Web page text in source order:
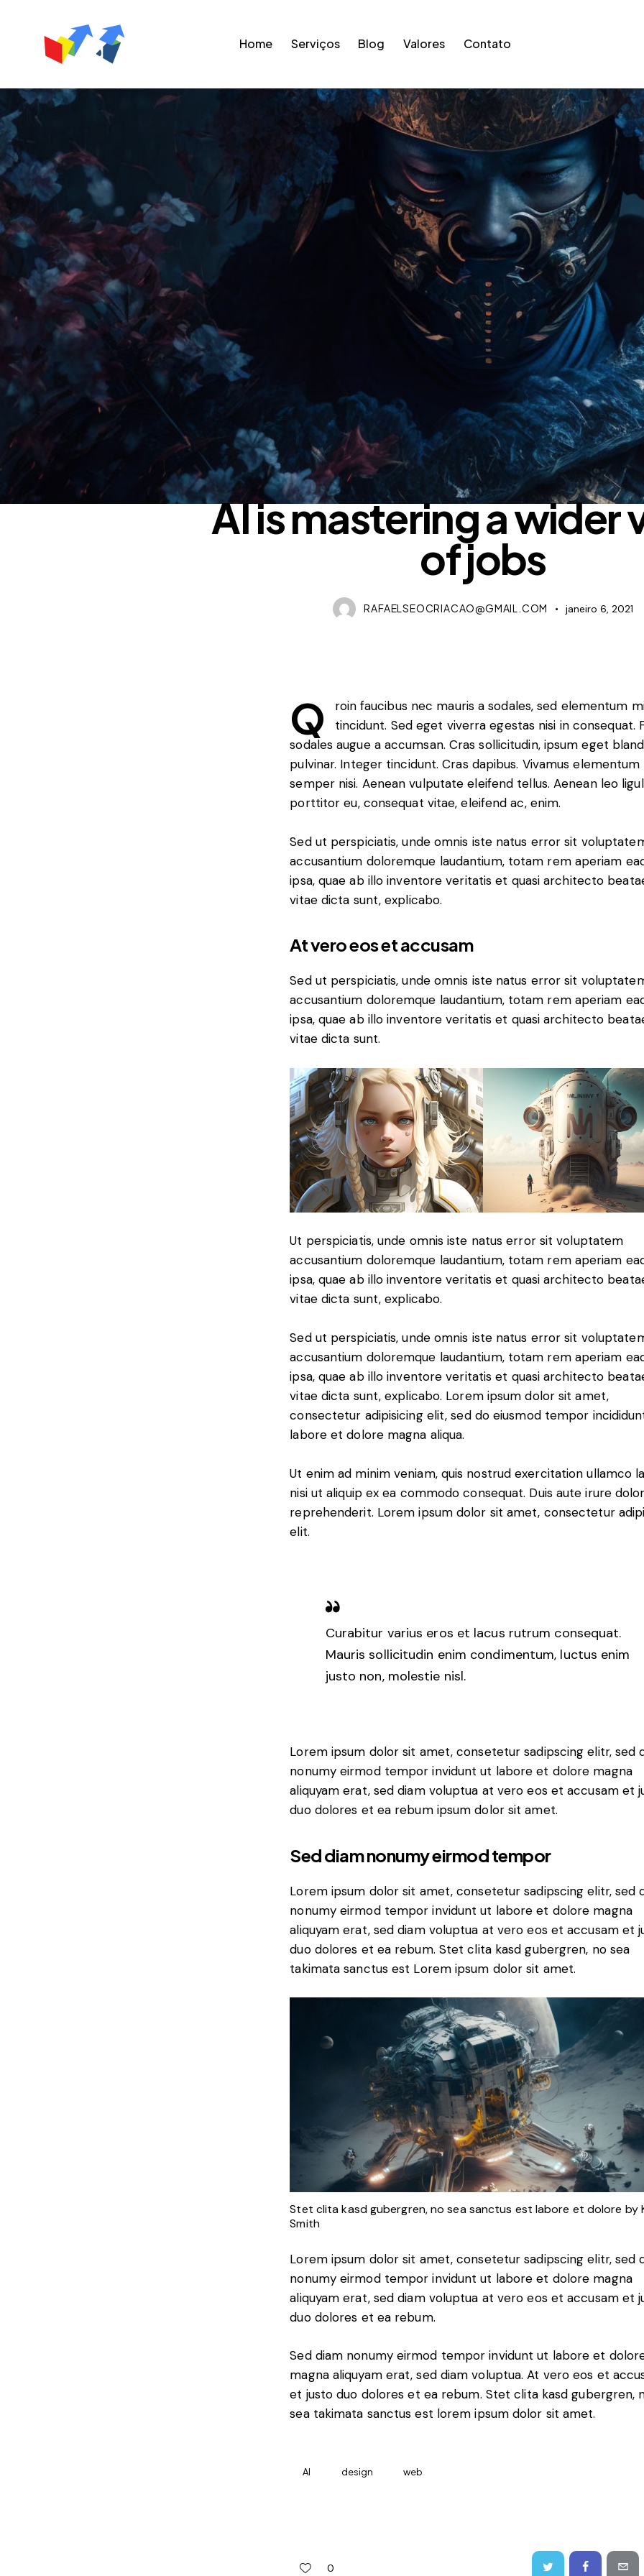
Home Serviços Blog Valores Contato
STYLE
AI is mastering a wider
of jobs
RAFAELSEOCRIACAO@GMAIL.COM janeiro 6, 2021
Q
roin faucibus nec mauris a sodales, sed elementum
tincidunt. Sed eget viverra egestas nisi in consequat.
sodales augue a accumsan. Cras sollicitudin, ipsum eget
pulvinar. Integer tincidunt. Cras dapibus. Vivamus elementum
semper nisi. Aenean vulputate eleifend tellus. Aenean leo
porttitor eu, consequat vitae, eleifend ac, enim.
Sed ut perspiciatis, unde omnis iste natus error sit
accusantium doloremque laudantium, totam rem aperiam
ipsa, quae ab illo inventore veritatis et quasi architecto
vitae dicta sunt, explicabo.
At vero eos et accusam
Sed ut perspiciatis, unde omnis iste natus error sit
accusantium doloremque laudantium, totam rem aperiam
ipsa, quae ab illo inventore veritatis et quasi architecto
vitae dicta sunt.
Ut perspiciatis, unde omnis iste natus error sit voluptatem
accusantium doloremque laudantium, totam rem aperiam
ipsa, quae ab illo inventore veritatis et quasi architecto
vitae dicta sunt, explicabo.
Sed ut perspiciatis, unde omnis iste natus error sit
accusantium doloremque laudantium, totam rem aperiam
ipsa, quae ab illo inventore veritatis et quasi architecto
vitae dicta sunt, explicabo. Lorem ipsum dolor sit amet,
consectetur adipisicing elit, sed do eiusmod tempor
labore et dolore magna aliqua.
Ut enim ad minim veniam, quis nostrud exercitation ullamco
nisi ut aliquip ex ea commodo consequat. Duis aute irure
reprehenderit. Lorem ipsum dolor sit amet, consectetur
elit.
Curabitur varius eros et lacus rutrum consequat.
Mauris sollicitudin enim condimentum, luctus enim
justo non, molestie nisl.
Lorem ipsum dolor sit amet, consetetur sadipscing elitr, sed
nonumy eirmod tempor invidunt ut labore et dolore magna
aliquyam erat, sed diam voluptua at vero eos et accusam et
duo dolores et ea rebum ipsum dolor sit amet.
Sed diam nonumy eirmod tempor
Lorem ipsum dolor sit amet, consetetur sadipscing elitr, sed
nonumy eirmod tempor invidunt ut labore et dolore magna
aliquyam erat, sed diam voluptua at vero eos et accusam et
duo dolores et ea rebum. Stet clita kasd gubergren, no sea
takimata sanctus est Lorem ipsum dolor sit amet.
Stet clita kasd gubergren, no sea sanctus est labore et dolore by
Smith
Lorem ipsum dolor sit amet, consetetur sadipscing elitr, sed
nonumy eirmod tempor invidunt ut labore et dolore magna
aliquyam erat, sed diam voluptua at vero eos et accusam et
duo dolores et ea rebum.
Sed diam nonumy eirmod tempor invidunt ut labore et
magna aliquyam erat, sed diam voluptua. At vero eos et
et justo duo dolores et ea rebum. Stet clita kasd gubergren,
sea takimata sanctus est lorem ipsum dolor sit amet.
AI design web
0